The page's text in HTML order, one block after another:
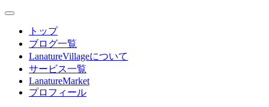
トップ
ブログ一覧
LanatureVillageについて
サービス一覧
LanatureMarket
プロフィール